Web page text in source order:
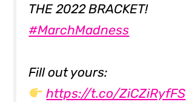
THE 2022 BRACKET!
#MarchMadness
Fill out yours:
https://t.co/ZiCZiRyfFS